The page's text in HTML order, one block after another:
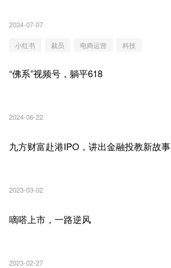
2024-07-07
小红书 裁员 电商运营 科技
“佛系”视频号，躺平618
2024-06-22
九方财富赴港IPO，讲出金融投教新故事
2023-03-02
嘀嗒上市，一路逆风
2023-02-27